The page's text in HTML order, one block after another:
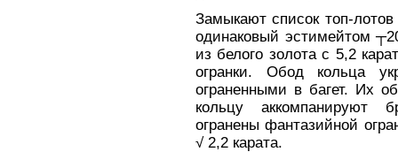
Замыкают список топ-
одинаковый эстимейтом
из белого золота с 5,2
огранки. Обод кольца
ограненными в багет. Их
кольцу аккомпанируют
огранены фантазийной
√ 2,2 карата.